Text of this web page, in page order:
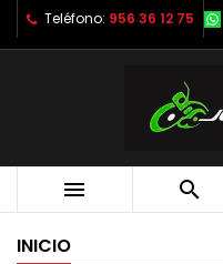
Teléfono: 956 36 12 75
 
INICIO